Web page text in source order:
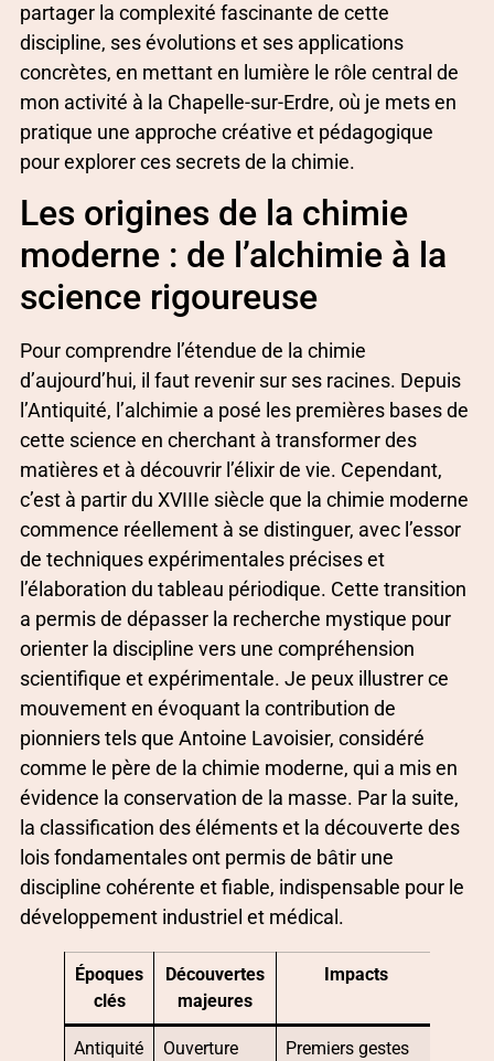
partager la complexité fascinante de cette
discipline, ses évolutions et ses applications
concrètes, en mettant en lumière le rôle central de
mon activité à la Chapelle-sur-Erdre, où je mets en
pratique une approche créative et pédagogique
pour explorer ces secrets de la chimie.
Les origines de la chimie
moderne : de l’alchimie à la
science rigoureuse
Pour comprendre l’étendue de la chimie
d’aujourd’hui, il faut revenir sur ses racines. Depuis
l’Antiquité, l’alchimie a posé les premières bases de
cette science en cherchant à transformer des
matières et à découvrir l’élixir de vie. Cependant,
c’est à partir du XVIIIe siècle que la chimie moderne
commence réellement à se distinguer, avec l’essor
de techniques expérimentales précises et
l’élaboration du tableau périodique. Cette transition
a permis de dépasser la recherche mystique pour
orienter la discipline vers une compréhension
scientifique et expérimentale. Je peux illustrer ce
mouvement en évoquant la contribution de
pionniers tels que Antoine Lavoisier, considéré
comme le père de la chimie moderne, qui a mis en
évidence la conservation de la masse. Par la suite,
la classification des éléments et la découverte des
lois fondamentales ont permis de bâtir une
discipline cohérente et fiable, indispensable pour le
développement industriel et médical.
Époques
clés
Découvertes
majeures
Impacts
Antiquité
Ouverture
Premiers gestes